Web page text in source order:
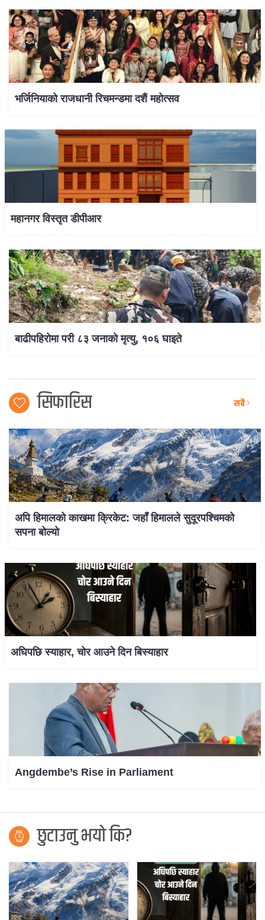
भर्जिनियाको राजधानी रिचमन्डमा दशैं महोत्सव
महानगर विस्तृत डीपीआर
बाढीपहिरोमा परी ८३ जनाको मृत्यु, १०६ घाइते
सिफारिस सबै
अपि हिमालको काखमा क्रिकेट: जहाँ हिमालले सुदूरपश्चिमको
सपना बोल्यो
अघिपछि स्याहार, चोर आउने दिन बिस्याहार
Angdembe’s Rise in Parliament
छुटाउनु भयो कि?